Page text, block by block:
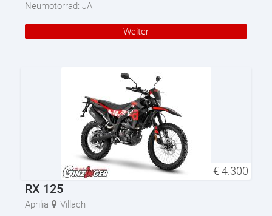
Neumotorrad: JA
Weiter
€ 4.300
RX 125
Aprilia
Villach